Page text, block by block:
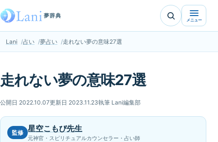
夢辞典
メニュー
Lani 占い 夢占い 走れない夢の意味27選
走れない夢の意味27選
公開日 2022.10.07更新日 2023.11.23執筆 Lani編集部
監修 星空こもぴ先生
元神官・スピリチュアルカウンセラー・占い師